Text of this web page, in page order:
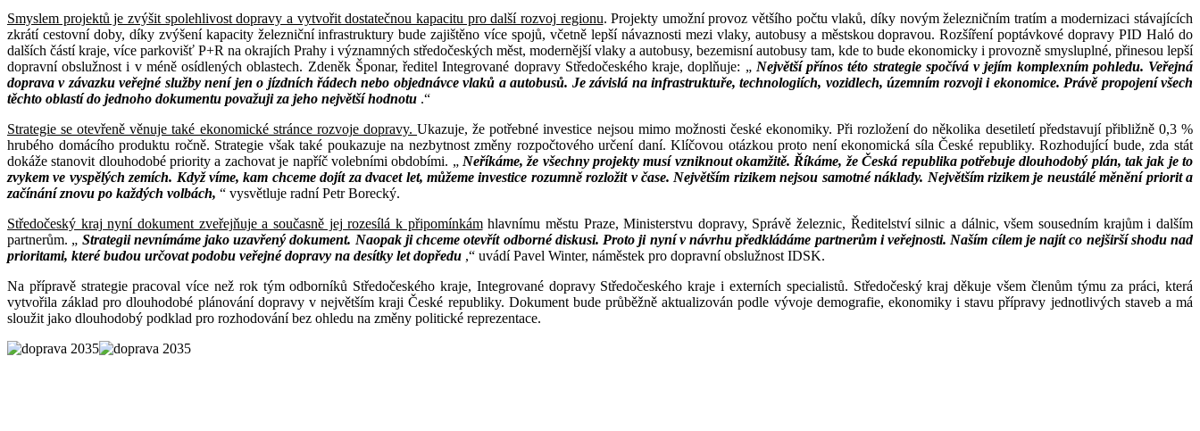
Smyslem projektů je zvýšit spolehlivost dopravy a vytvořit dostatečnou kapacitu pro další rozvoj regionu. Projekty umožní provoz většího počtu vlaků, díky novým železničním tratím a modernizaci stávajících
zkrátí cestovní doby, díky zvýšení kapacity železniční infrastruktury bude zajištěno více spojů, včetně lepší návaznosti mezi vlaky, autobusy a městskou dopravou. Rozšíření poptávkové dopravy PID Haló do
dalších částí kraje, více parkovišť P+R na okrajích Prahy i významných středočeských měst, modernější vlaky a autobusy, bezemisní autobusy tam, kde to bude ekonomicky i provozně smysluplné, přinesou lepší
dopravní obslužnost i v méně osídlených oblastech. Zdeněk Šponar, ředitel Integrované dopravy Středočeského kraje, doplňuje: „ Největší přínos této strategie spočívá v jejím komplexním pohledu. Veřejná
doprava v závazku veřejné služby není jen o jízdních řádech nebo objednávce vlaků a autobusů. Je závislá na infrastruktuře, technologiích, vozidlech, územním rozvoji i ekonomice. Právě propojení všech
těchto oblastí do jednoho dokumentu považuji za jeho největší hodnotu .“
Strategie se otevřeně věnuje také ekonomické stránce rozvoje dopravy.Ukazuje, že potřebné investice nejsou mimo možnosti české ekonomiky. Při rozložení do několika desetiletí představují přibližně 0,3 %
hrubého domácího produktu ročně. Strategie však také poukazuje na nezbytnost změny rozpočtového určení daní. Klíčovou otázkou proto není ekonomická síla České republiky. Rozhodující bude, zda stát
dokáže stanovit dlouhodobé priority a zachovat je napříč volebními obdobími. „ Neříkáme, že všechny projekty musí vzniknout okamžitě. Říkáme, že Česká republika potřebuje dlouhodobý plán, tak jak je to
zvykem ve vyspělých zemích. Když víme, kam chceme dojít za dvacet let, můžeme investice rozumně rozložit v čase. Největším rizikem nejsou samotné náklady. Největším rizikem je neustálé měnění priorit a
začínání znovu po každých volbách, “ vysvětluje radní Petr Borecký.
Středočeský kraj nyní dokument zveřejňuje a současně jej rozesílá k připomínkámhlavnímu městu Praze, Ministerstvu dopravy, Správě železnic, Ředitelství silnic a dálnic, všem sousedním krajům i dalším
partnerům. „ Strategii nevnímáme jako uzavřený dokument. Naopak ji chceme otevřít odborné diskusi. Proto ji nyní v návrhu předkládáme partnerům i veřejnosti. Naším cílem je najít co nejširší shodu nad
prioritami, které budou určovat podobu veřejné dopravy na desítky let dopředu ,“ uvádí Pavel Winter, náměstek pro dopravní obslužnost IDSK.
Na přípravě strategie pracoval více než rok tým odborníků Středočeského kraje, Integrované dopravy Středočeského kraje i externích specialistů. Středočeský kraj děkuje všem členům týmu za práci, která
vytvořila základ pro dlouhodobé plánování dopravy v největším kraji České republiky. Dokument bude průběžně aktualizován podle vývoje demografie, ekonomiky i stavu přípravy jednotlivých staveb a má
sloužit jako dlouhodobý podklad pro rozhodování bez ohledu na změny politické reprezentace.